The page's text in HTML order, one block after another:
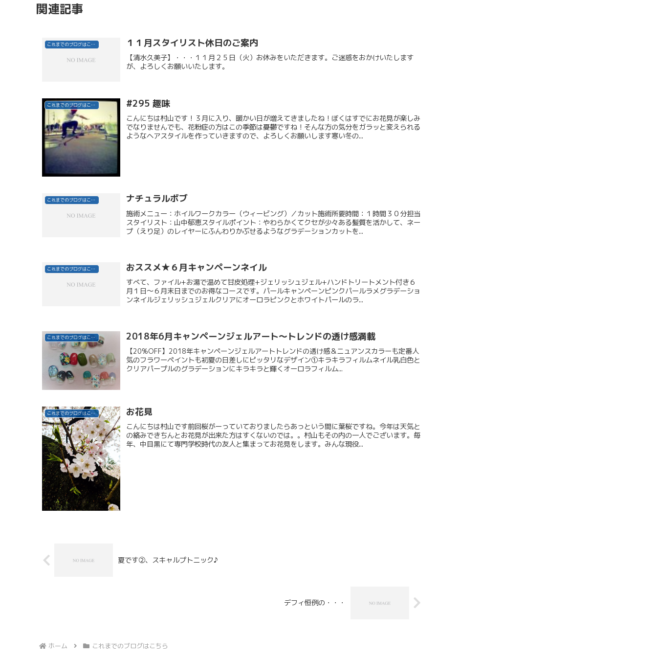
関連記事
これまでのブログはこちら １１月スタイリスト休日のご案内
【清水久美子】・・・１１月２５日（火）お休みをいただきます。ご迷惑をおかけいたします
が、よろしくお願いいたします。
これまでのブログはこちら #295 趣味
こんにちは村山です！３月に入り、暖かい日が増えてきましたね！ぼくはすでにお花見が楽しみ
でなりませんでも、花粉症の方はこの季節は憂鬱ですね！そんな方の気分をガラッと変えられる
ようなヘアスタイルを作っていきますので、よろしくお願いします寒い冬の...
これまでのブログはこちら ナチュラルボブ
施術メニュー：ホイルワークカラー（ウィービング）／カット施術所要時間：１時間３０分担当
スタイリスト：山中郁恵スタイルポイント：やわらかくてクセが少々ある髪質を活かして、ネー
プ（えり足）のレイヤーにふんわりかぶせるようなグラデーションカットを...
これまでのブログはこちら おススメ★６月キャンペーンネイル
すべて、ファイル+お湯で温めて甘皮処理+ジェリッシュジェル+ハンドトリートメント付き６
月１日～６月末日までのお得なコースです。パールキャンペーンピンクパールラメグラデーショ
ンネイルジェリッシュジェルクリアにオーロラピンクとホワイトパールのラ...
これまでのブログはこちら 2018年6月キャンペーンジェルアート～トレンドの透け感満載
【20%OFF】2018年キャンペーンジェルアートトレンドの透け感＆ニュアンスカラーも定番人
気のフラワーペイントも初夏の日差しにピッタリなデザイン①キラキラフィルムネイル乳白色と
クリアパープルのグラデーションにキラキラと輝くオーロラフィルム...
これまでのブログはこちら お花見
こんにちは村山です前回桜がーっていておりましたらあっという間に葉桜ですね。今年は天気と
の絡みできちんとお花見が出来た方はすくないのでは。。村山もその内の一人でございます。毎
年、中目黒にて専門学校時代の友人と集まってお花見をします。みんな現役...
夏です②、スキャルプトニック♪
デフィ恒例の・・・
ホーム これまでのブログはこちら